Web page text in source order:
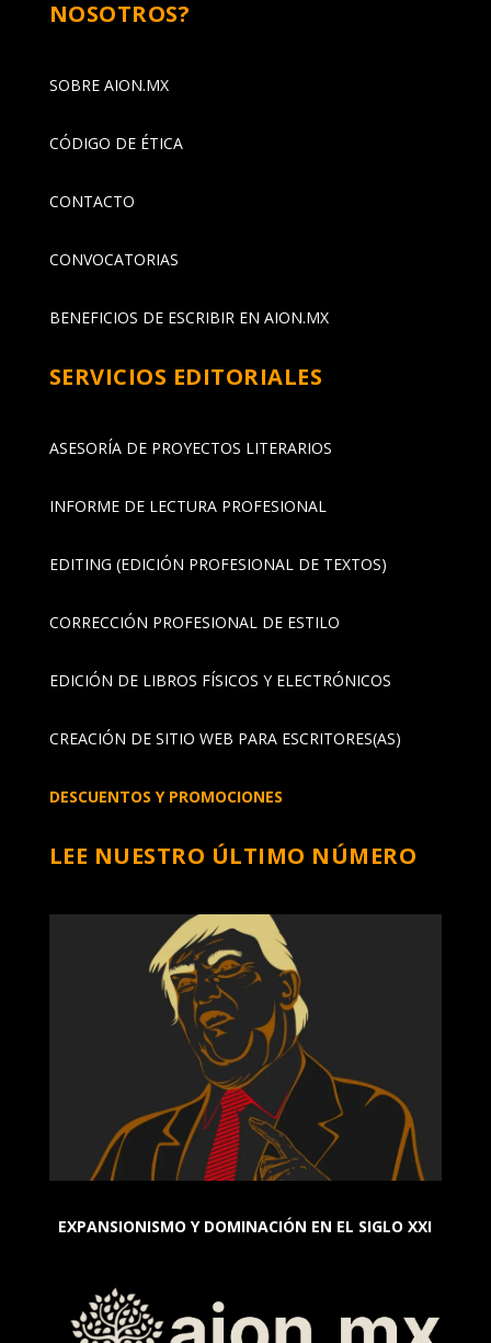
NOSOTROS?
SOBRE AION.MX
CÓDIGO DE ÉTICA
CONTACTO
CONVOCATORIAS
BENEFICIOS DE ESCRIBIR EN AION.MX
SERVICIOS EDITORIALES
ASESORÍA DE PROYECTOS LITERARIOS
INFORME DE LECTURA PROFESIONAL
EDITING (EDICIÓN PROFESIONAL DE TEXTOS)
CORRECCIÓN PROFESIONAL DE ESTILO
EDICIÓN DE LIBROS FÍSICOS Y ELECTRÓNICOS
CREACIÓN DE SITIO WEB PARA ESCRITORES(AS)
DESCUENTOS Y PROMOCIONES
LEE NUESTRO ÚLTIMO NÚMERO
EXPANSIONISMO Y DOMINACIÓN EN EL SIGLO XXI